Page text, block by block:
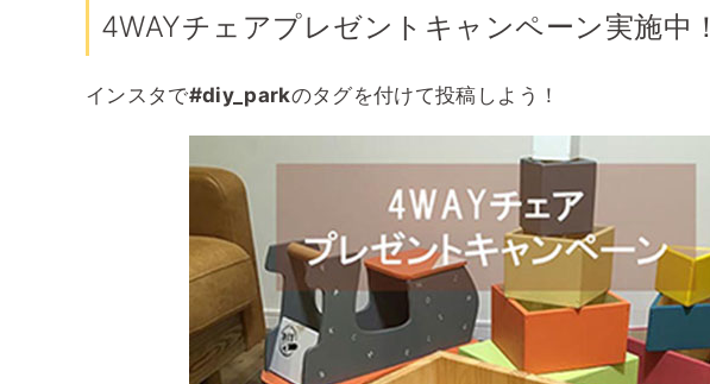
4WAYチェアプレゼントキャンペーン実施中！
インスタで#diy_parkのタグを付けて投稿しよう！